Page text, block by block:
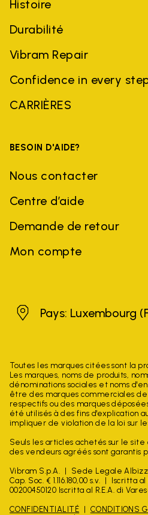
Histoire
Durabilité
Vibram Repair
Confidence in every
CARRIÈRES
BESOIN D'AIDE?
Nous contacter
Centre d’aide
Demande de retour
Mon compte
Luxembourg
Pays: Luxembourg
Toutes les marques citées sont la
Les marques, noms de produits,
dénominations sociales et noms
être des marques commerciales
respectifs ou des marques
été utilisés à des fins d'explication
impliquer de violation de la loi sur
Seuls les articles achetés sur le
des vendeurs agréés sont garantis
Vibram S.p.A.
Sede Legale
Cap. Soc. € 1.116.180,00 s.v.
Iscritta al
00200450120 Iscritta al R.E.A. di
CONFIDENTIALITÉ CONDITIONS